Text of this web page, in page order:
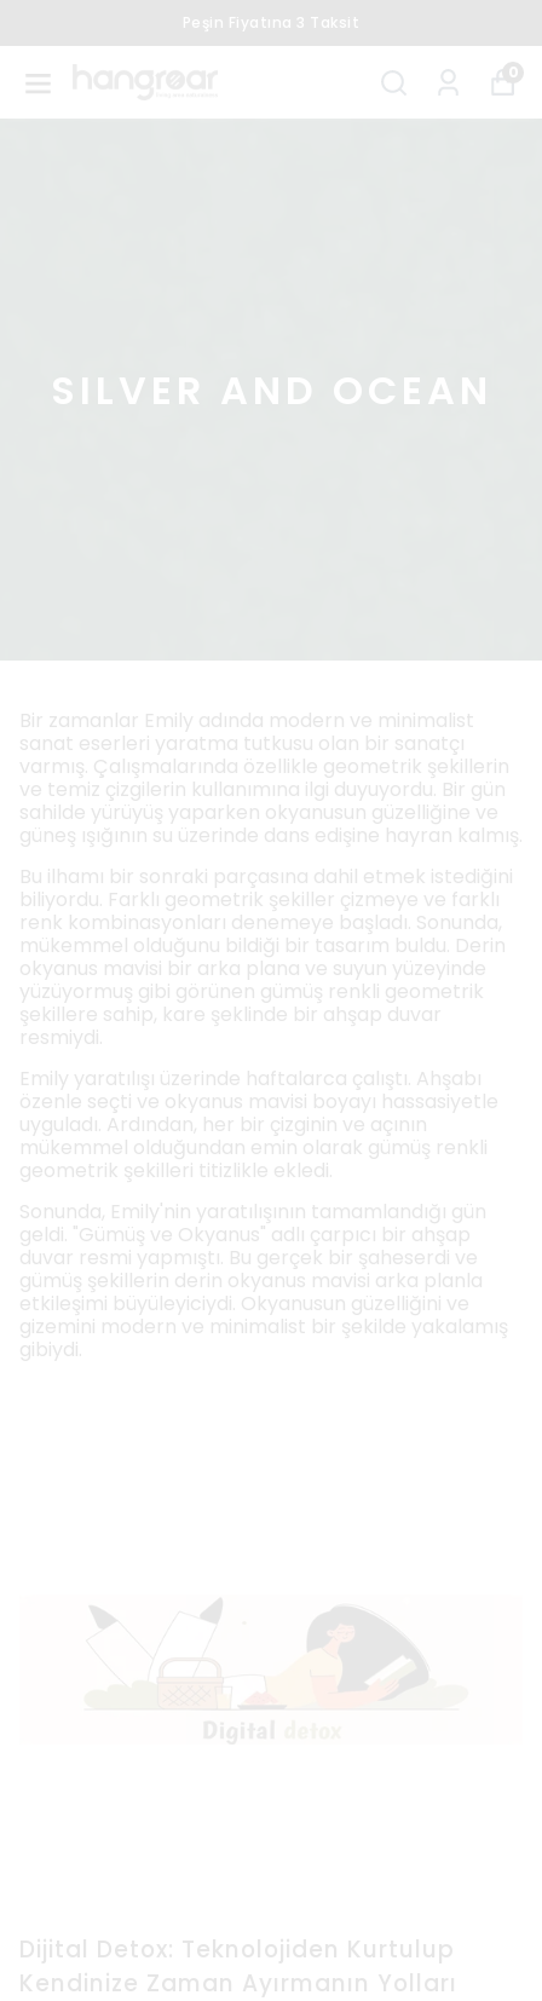
Peşin Fiyatına 3 Taksit
0
SILVER AND OCEAN
Bir zamanlar Emily adında modern ve minimalist
sanat eserleri yaratma tutkusu olan bir sanatçı
varmış. Çalışmalarında özellikle geometrik şekillerin
ve temiz çizgilerin kullanımına ilgi duyuyordu. Bir gün
sahilde yürüyüş yaparken okyanusun güzelliğine ve
güneş ışığının su üzerinde dans edişine hayran kalmış.
Bu ilhamı bir sonraki parçasına dahil etmek istediğini
biliyordu. Farklı geometrik şekiller çizmeye ve farklı
renk kombinasyonları denemeye başladı. Sonunda,
mükemmel olduğunu bildiği bir tasarım buldu. Derin
okyanus mavisi bir arka plana ve suyun yüzeyinde
yüzüyormuş gibi görünen gümüş renkli geometrik
şekillere sahip, kare şeklinde bir ahşap duvar
resmiydi.
Emily yaratılışı üzerinde haftalarca çalıştı. Ahşabı
özenle seçti ve okyanus mavisi boyayı hassasiyetle
uyguladı. Ardından, her bir çizginin ve açının
mükemmel olduğundan emin olarak gümüş renkli
geometrik şekilleri titizlikle ekledi.
Sonunda, Emily'nin yaratılışının tamamlandığı gün
geldi. "Gümüş ve Okyanus" adlı çarpıcı bir ahşap
duvar resmi yapmıştı. Bu gerçek bir şaheserdi ve
gümüş şekillerin derin okyanus mavisi arka planla
etkileşimi büyüleyiciydi. Okyanusun güzelliğini ve
gizemini modern ve minimalist bir şekilde yakalamış
gibiydi.
Dijital Detox: Teknolojiden Kurtulup
Kendinize Zaman Ayırmanın Yolları